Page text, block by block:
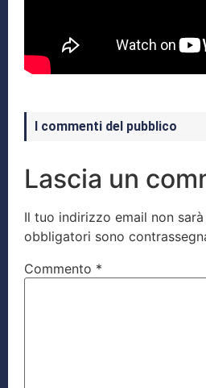
I commenti del pubblico
Lascia un
Il tuo indirizzo email non
obbligatori sono
Commento *